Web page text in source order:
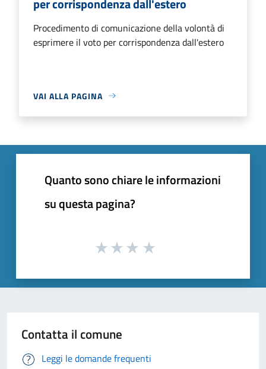
Procedimento di comunicazione della volontà di
esprimere il voto per corrispondenza dall'estero
VAI ALLA PAGINA
Quanto sono chiare le informazioni
su questa pagina?
Contatta il comune
Leggi le domande frequenti